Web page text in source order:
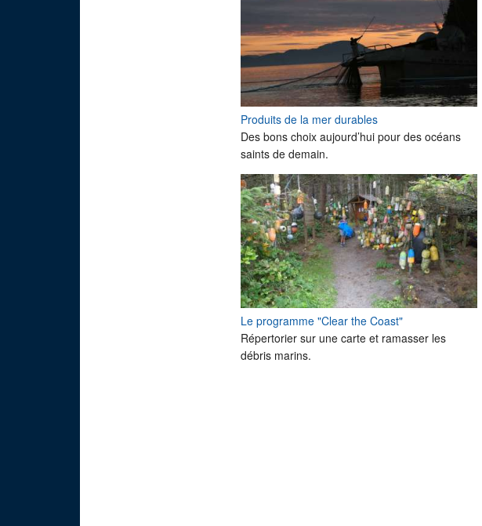
Produits de la mer durables
Des bons choix aujourd’hui pour des océans
saints de demain.
Le programme "Clear the Coast"
Répertorier sur une carte et ramasser les
débris marins.